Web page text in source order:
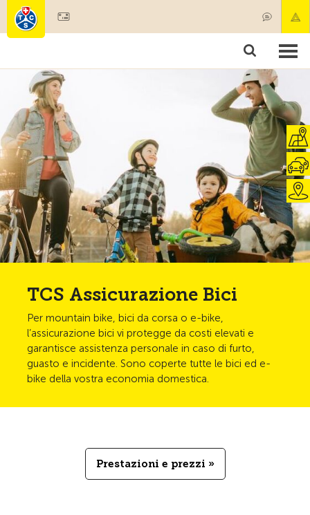
Societariato & prestazioni
Test, sicurezza & salute
TCS Assicurazione Bici
Per mountain bike, bici da corsa o e-bike,
l’assicurazione bici vi protegge da costi elevati e
garantisce assistenza personale in caso di furto,
guasto e incidente. Sono coperte tutte le bici ed e-
bike della vostra economia domestica.
Prestazioni e prezzi »